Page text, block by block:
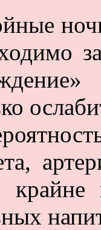
крайне